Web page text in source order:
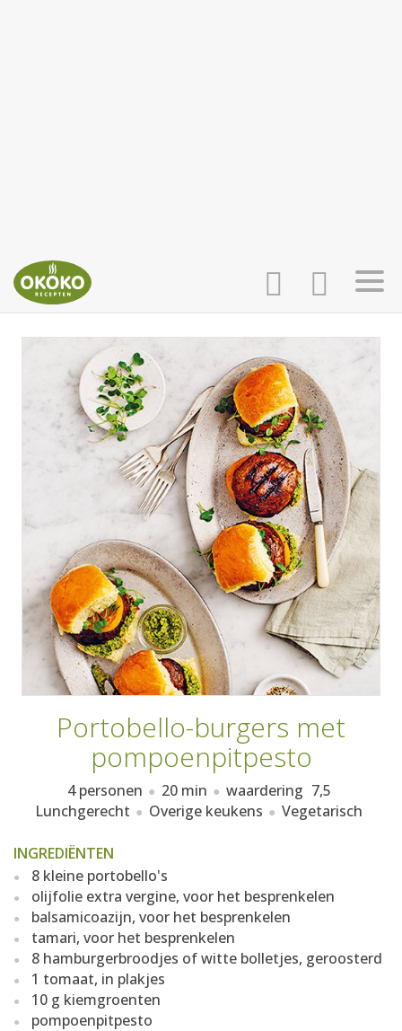
INLOGGEN
AANMELDEN
HOME
RECEPTEN
WEEKMENU'S
KOOKBOEKEN
Portobello-burgers met
pompoenpitpesto
4 personen 20 min waardering 7,5
Lunchgerecht
Overige keukens Vegetarisch
INGREDIËNTEN
8 kleine portobello's
olijfolie extra vergine, voor het besprenkelen
balsamicoazijn, voor het besprenkelen
tamari, voor het besprenkelen
8 hamburgerbroodjes of witte bolletjes, geroosterd
1 tomaat, in plakjes
10 g kiemgroenten
pompoenpitpesto